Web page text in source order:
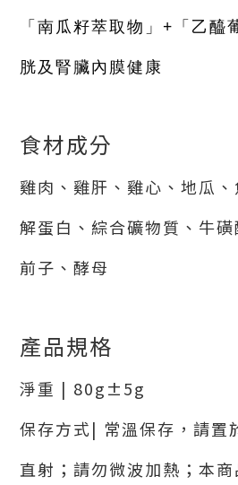
「南瓜籽萃取物」+「乙醯
胱及腎臟內膜健康
食材成分
雞肉、雞肝、雞心、地瓜
解蛋白、綜合礦物質、牛
前子、酵母
產品規格
淨重 | 80g±5g
保存方式| 常溫保存，請置
直射；請勿微波加熱；本